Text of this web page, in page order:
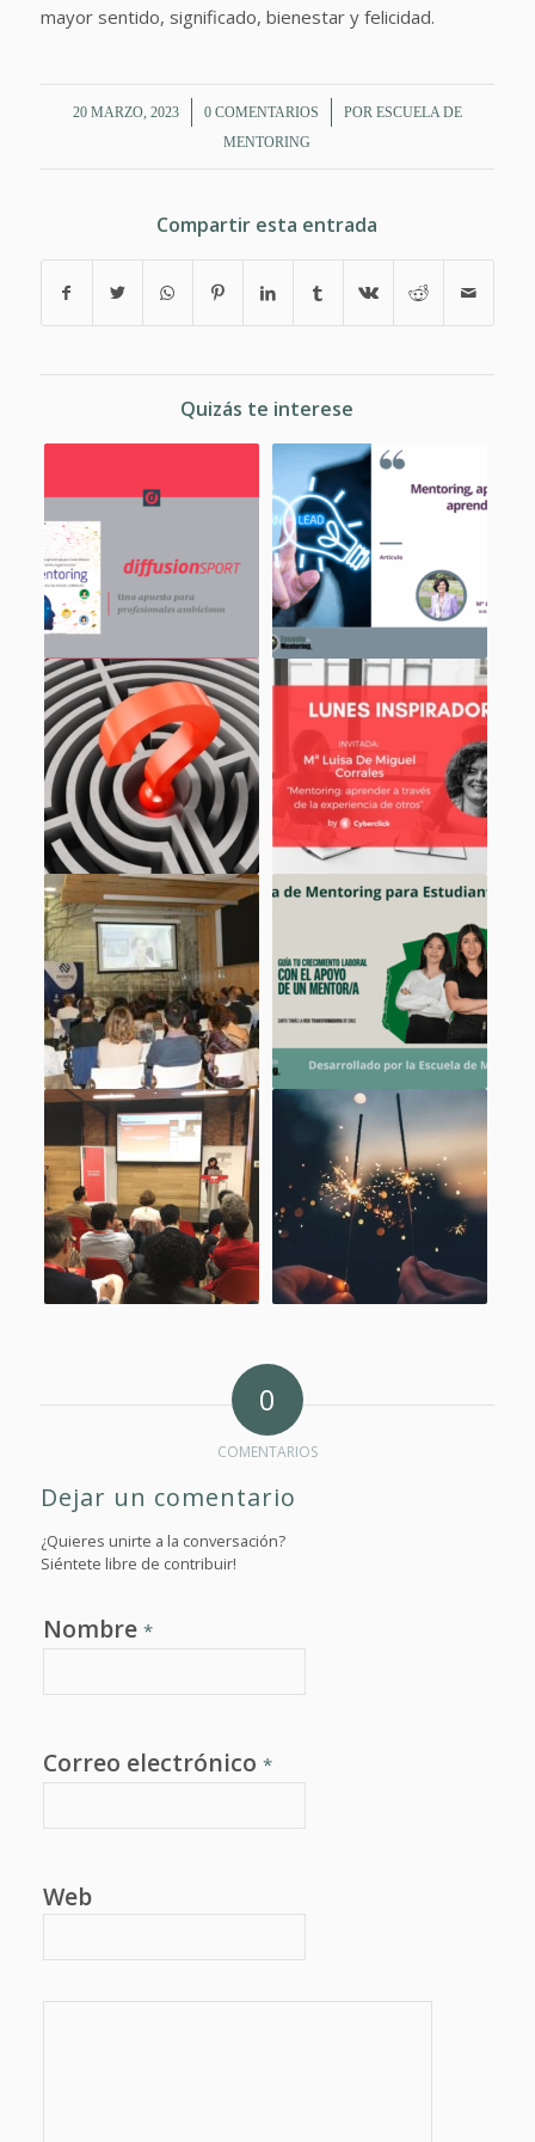
mayor sentido, significado, bienestar y felicidad.
20 MARZO, 2023
/ 0 COMENTARIOS
/ POR ESCUELA DE
MENTORING
Compartir esta entrada
Quizás te interese
0
COMENTARIOS
Dejar un comentario
¿Quieres unirte a la conversación?
Siéntete libre de contribuir!
Nombre *
Correo electrónico *
Web